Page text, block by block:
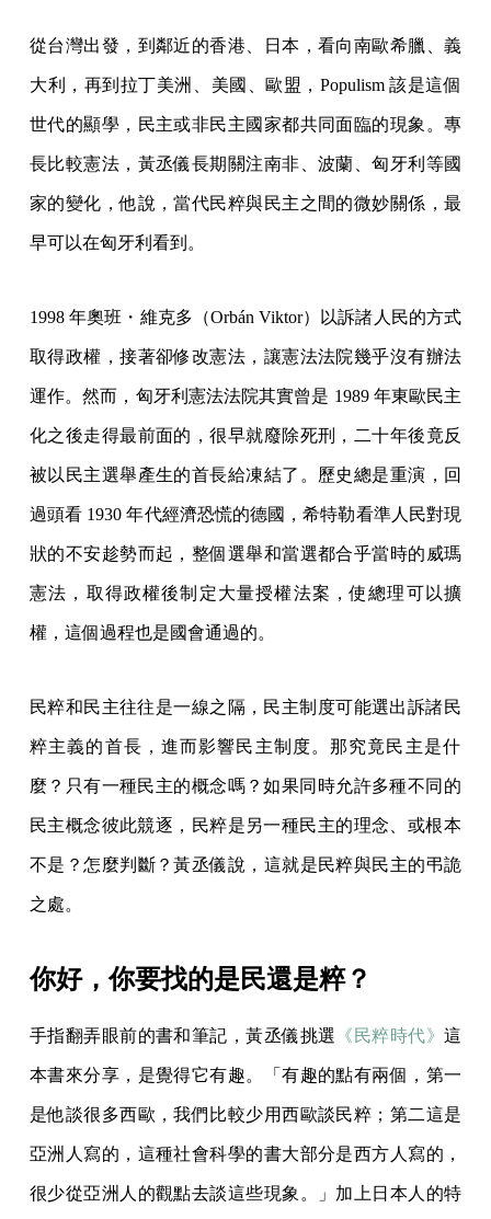
從台灣出發，到鄰近的香港、日本，看向南歐希臘、義
大利，再到拉丁美洲、美國、歐盟，Populism 該是這個
世代的顯學，民主或非民主國家都共同面臨的現象。專
長比較憲法，黃丞儀長期關注南非、波蘭、匈牙利等國
家的變化，他說，當代民粹與民主之間的微妙關係，最
早可以在匈牙利看到。
1998 年奧班・維克多（Orbán Viktor）以訴諸人民的方式
取得政權，接著卻修改憲法，讓憲法法院幾乎沒有辦法
運作。然而，匈牙利憲法法院其實曾是 1989 年東歐民主
化之後走得最前面的，很早就廢除死刑，二十年後竟反
被以民主選舉產生的首長給凍結了。歷史總是重演，回
過頭看 1930 年代經濟恐慌的德國，希特勒看準人民對現
狀的不安趁勢而起，整個選舉和當選都合乎當時的威瑪
憲法，取得政權後制定大量授權法案，使總理可以擴
權，這個過程也是國會通過的。
民粹和民主往往是一線之隔， 民主制度可能選出訴諸民
粹主義的首長，進而影響民主制度。那究竟民主是什
麼？只有一種民主的概念嗎？如果同時允許多種不同的
民主概念彼此競逐， 民粹是另一種民主的理念、或根本
不是？怎麼判斷？黃丞儀說，這就是民粹與民主的弔詭
之處。
你好，你要找的是民還是粹？
手指翻弄眼前的書和筆記，黃丞儀挑選 《民粹時代》這
本書來分享，是覺得它有趣。「有趣的點有兩個，第一
是他談很多西歐，我們比較少用西歐談民粹；第二這是
亞洲人寫的，這種社會科學的書大部分是西方人寫的，
很少從亞洲人的觀點去談這些現象。」加上日本人的特